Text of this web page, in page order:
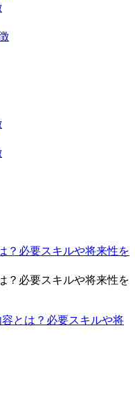
？必要スキルや将来性を
？必要スキルや将来性を
とは？必要スキルや将